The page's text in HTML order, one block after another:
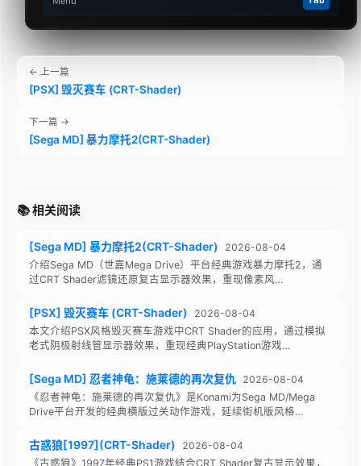
← 上一篇
[PSX] 毁灭赛车 (CRT-Shader)
下一篇 →
[Sega MD] 暴力摩托2(CRT-Shader)
📚 相关阅读
[Sega MD] 暴力摩托2(CRT-Shader)
2026-08-04
介绍Sega MD（世嘉Mega Drive）平台经典游戏暴力摩托2，通
过CRT Shader滤镜还原复古显示器效果，重现像素风…
[PSX] 毁灭赛车 (CRT-Shader)
2026-08-04
本文介绍PSX风格毁灭赛车游戏中CRT Shader的应用，通过模拟
老式阴极射线管显示器效果，重现经典PlayStation游戏…
[Sega MD] 忍者神龟：施莱德的再次复仇 2026-08-04
《忍者神龟：施莱德的再次复仇》是Konami为Sega MD/Mega
Drive平台开发的经典横版过关动作游戏，延续街机版风格…
古惑狼[1997](CRT-Shader)
2026-08-04
《古惑狼》1997年经典PS1游戏结合CRT Shader复古显示效果，